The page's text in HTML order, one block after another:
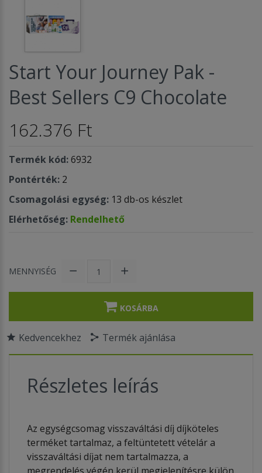
Start Your Journey Pak -
Best Sellers C9 Chocolate
162.376 Ft
Termék kód:6932
Pontérték: 2
Csomagolási egység: 13 db-os készlet
Elérhetőség: Rendelhető
MENNYISÉG
KOSÁRBA
Kedvencekhez Termék ajánlása
Részletes leírás
Az egységcsomag visszaváltási díj díjköteles
terméket tartalmaz, a feltüntetett vételár a
visszaváltási díjat nem tartalmazza, a